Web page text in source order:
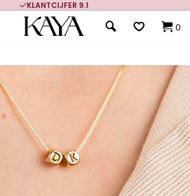
KLANTCIJFER 9.1
0